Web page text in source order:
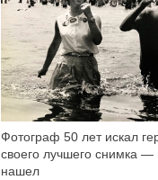
Фотограф 50 лет искал
своего лучшего снимка —
нашел